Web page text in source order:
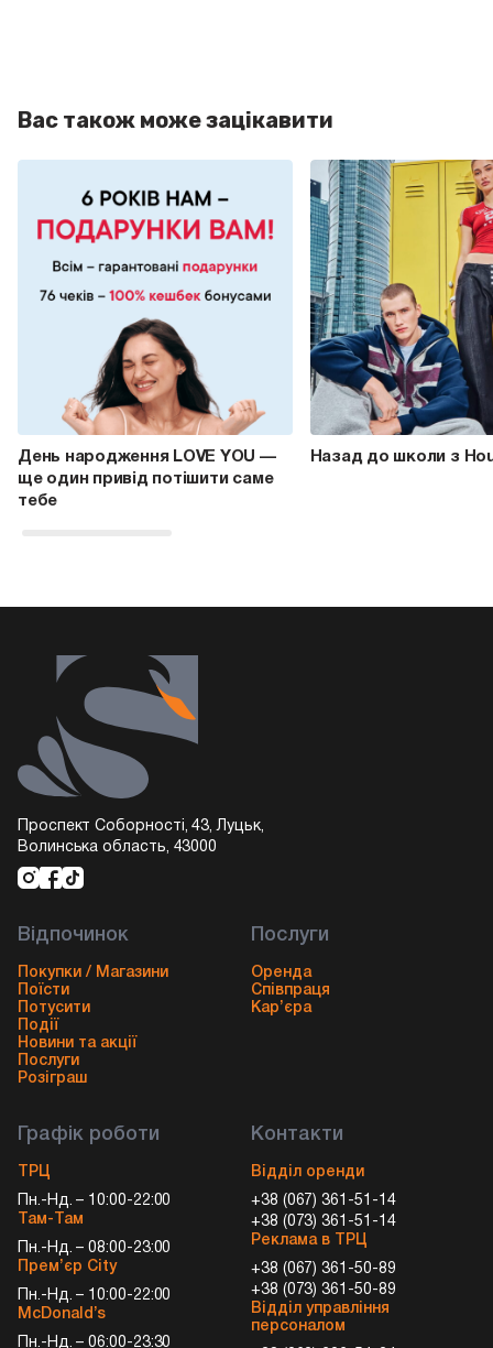
Вас також може зацікавити
День народження LOVE YOU —
ще один привід потішити саме
тебе
Назад до школи з
Проспект Соборності, 43, Луцьк,
Волинська область, 43000
Відпочинок
Покупки / Магазини
Поїсти
Потусити
Події
Новини та акції
Послуги
Розіграш
Послуги
Оренда
Співпраця
Кар’єра
Графік роботи
ТРЦ
Пн.-Нд. – 10:00-22:00
Там-Там
Пн.-Нд. – 08:00-23:00
Прем’єр City
Пн.-Нд. – 10:00-22:00
McDonald’s
Пн.-Нд. – 06:00-23:30
Контакти
Відділ оренди
+38 (067) 361-51-14
+38 (073) 361-51-14
Реклама в ТРЦ
+38 (067) 361-50-89
+38 (073) 361-50-89
Відділ управління
персоналом